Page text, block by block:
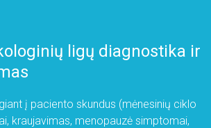
ligų diagnostika ir
į paciento skundus (mėnesinių ciklo
kraujavimas, menopauzė simptomai,